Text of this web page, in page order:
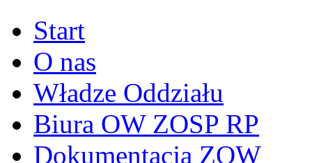
Start
O nas
Władze Oddziału
Biura OW ZOSP RP
Dokumentacja ZOW